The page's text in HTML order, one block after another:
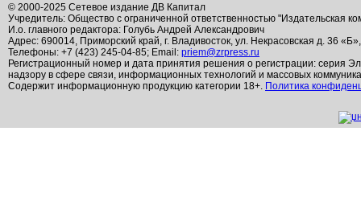
© 2000-2025 Сетевое издание ДВ Капитал
Учредитель: Общество с ограниченной ответственностью "Издательская
И.о. главного редактора: Голубь Андрей Александрович
Адрес: 690014, Приморский край, г. Владивосток, ул. Некрасовская д. 36
Телефоны: +7 (423) 245-04-85; Email: priem@zrpress.ru
Регистрационный номер и дата принятия решения о регистрации: серия
надзору в сфере связи, информационных технологий и массовых
Содержит информационную продукцию категории 18+. Политика